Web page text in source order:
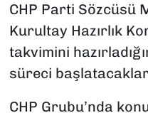
CHP Parti Sözcüsü
Kurultay Hazırlık
takvimini
süreci
CHP Grubu’nda